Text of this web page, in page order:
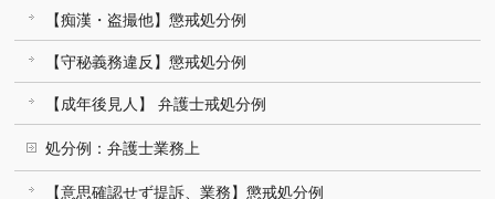
【痴漢・盗撮他】懲戒処分例
【守秘義務違反】懲戒処分例
【成年後見人】 弁護士戒処分例
処分例：弁護士業務上
【意思確認せず提訴、業務】懲戒処分例